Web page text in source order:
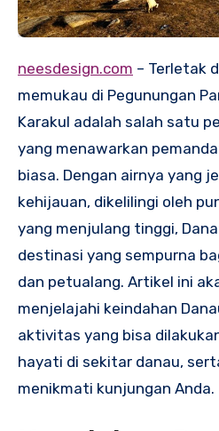
neesdesign.com – Terletak
memukau di Pegunungan
Karakul adalah salah satu
yang menawarkan
biasa. Dengan airnya yang
kehijauan, dikelilingi oleh
yang menjulang tinggi,
destinasi yang sempurna
dan petualang. Artikel ini
menjelajahi keindahan
aktivitas yang bisa
hayati di sekitar danau,
menikmati kunjungan Anda.